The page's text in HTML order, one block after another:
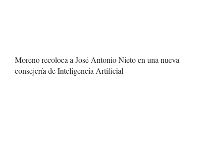
Moreno recoloca a José Antonio Nieto en una nueva
consejería de Inteligencia Artificial